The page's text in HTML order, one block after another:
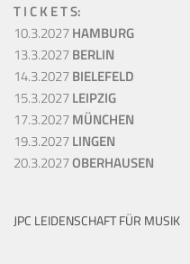
T I C K E T S:
10.3.2027HAMBURG
13.3.2027BERLIN
14.3.2027BIELEFELD
15.3.2027LEIPZIG
17.3.2027MÜNCHEN
19.3.2027LINGEN
20.3.2027OBERHAUSEN
JPC LEIDENSCHAFT FÜR MUSIK